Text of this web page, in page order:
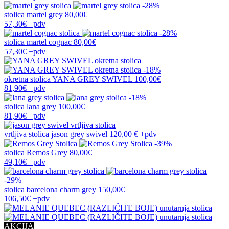
-28%
stolica martel grey 80,00€
57,30€ +pdv
-28%
stolica martel cognac 80,00€
57,30€ +pdv
-18%
okretna stolica YANA GREY SWIVEL 100,00€
81,90€ +pdv
-18%
stolica lana grey 100,00€
81,90€ +pdv
vrtljiva stolica jason grey swivel 120,00 € +pdv
-39%
stolica Remos Grey 80,00€
49,10€ +pdv
-29%
stolica barcelona charm grey 150,00€
106,50€ +pdv
AKCIJA